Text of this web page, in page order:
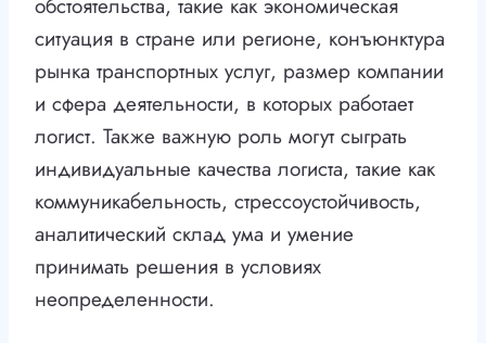
обстоятельства, такие как экономическая
ситуация в стране или регионе, конъюнктура
рынка транспортных услуг, размер компании
и сфера деятельности, в которых работает
логист. Также важную роль могут сыграть
индивидуальные качества логиста, такие как
коммуникабельность, стрессоустойчивость,
аналитический склад ума и умение
принимать решения в условиях
неопределенности.